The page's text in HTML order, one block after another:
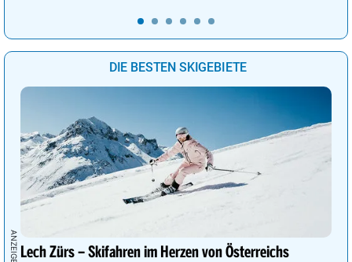
DIE BESTEN SKIGEBIETE
Lech Zürs – Skifahren im Herzen von Österreichs